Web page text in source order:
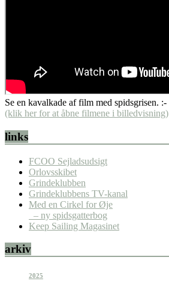
Se en kavalkade af film med spidsgrisen. :-
(klik her for at åbne filmene i billedvisning)
links
FCOO Sejladsudsigt
Orlovsskibet
Grindeklubben
Grindeklubbens TV-kanal
Med en Cirkel for Øje
– ny spidsgatterbog
Keep Sailing Magasinet
arkiv
2025